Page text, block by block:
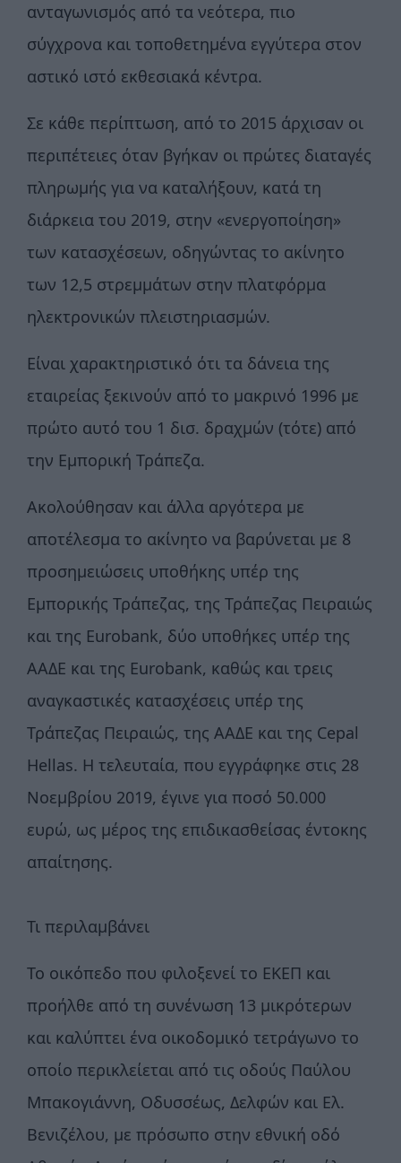
ανταγωνισμός από τα νεότερα, πιο
σύγχρονα και τοποθετημένα εγγύτερα στον
αστικό ιστό εκθεσιακά κέντρα.
Σε κάθε περίπτωση, από το 2015 άρχισαν οι
περιπέτειες όταν βγήκαν οι πρώτες διαταγές
πληρωμής για να καταλήξουν, κατά τη
διάρκεια του 2019, στην «ενεργοποίηση»
των κατασχέσεων, οδηγώντας το ακίνητο
των 12,5 στρεμμάτων στην πλατφόρμα
ηλεκτρονικών πλειστηριασμών.
Είναι χαρακτηριστικό ότι τα δάνεια της
εταιρείας ξεκινούν από το μακρινό 1996 με
πρώτο αυτό του 1 δισ. δραχμών (τότε) από
την Εμπορική Τράπεζα.
Ακολούθησαν και άλλα αργότερα με
αποτέλεσμα το ακίνητο να βαρύνεται με 8
προσημειώσεις υποθήκης υπέρ της
Εμπορικής Τράπεζας, της Τράπεζας Πειραιώς
και της Eurobank, δύο υποθήκες υπέρ της
ΑΑΔΕ και της Eurobank, καθώς και τρεις
αναγκαστικές κατασχέσεις υπέρ της
Τράπεζας Πειραιώς, της ΑΑΔΕ και της Cepal
Hellas. Η τελευταία, που εγγράφηκε στις 28
Νοεμβρίου 2019, έγινε για ποσό 50.000
ευρώ, ως μέρος της επιδικασθείσας έντοκης
απαίτησης.
Τι περιλαμβάνει
Το οικόπεδο που φιλοξενεί το ΕΚΕΠ και
προήλθε από τη συνένωση 13 μικρότερων
και καλύπτει ένα οικοδομικό τετράγωνο το
οποίο περικλείεται από τις οδούς Παύλου
Μπακογιάννη, Οδυσσέως, Δελφών και Ελ.
Βενιζέλου, με πρόσωπο στην εθνική οδό